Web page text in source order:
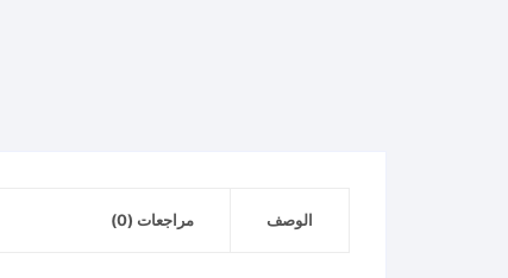
الوصف مراجعات (0)